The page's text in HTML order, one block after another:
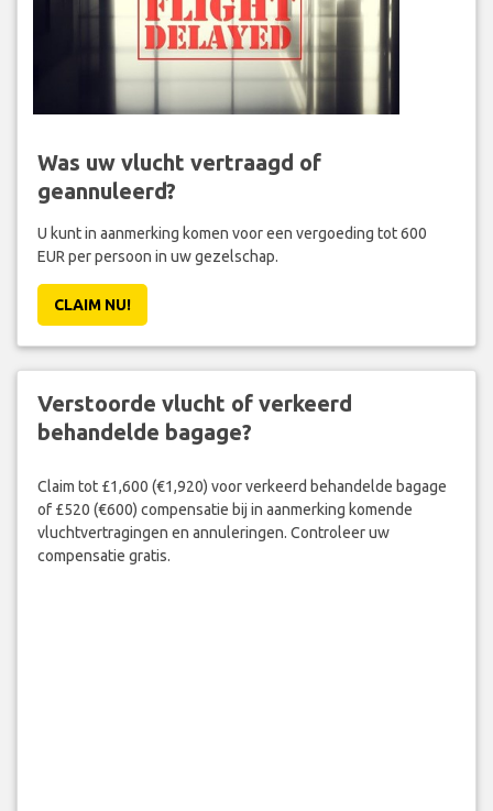
Was uw vlucht vertraagd of
geannuleerd?
U kunt in aanmerking komen voor een vergoeding tot 600
EUR per persoon in uw gezelschap.
CLAIM NU!
Verstoorde vlucht of verkeerd
behandelde bagage?
Claim tot £1,600 (€1,920) voor verkeerd behandelde bagage
of £520 (€600) compensatie bij in aanmerking komende
vluchtvertragingen en annuleringen. Controleer uw
compensatie gratis.